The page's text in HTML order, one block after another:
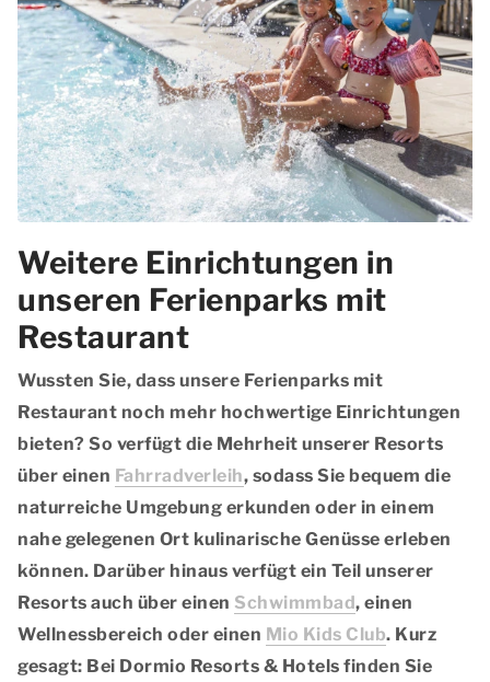
Weitere Einrichtungen in
unseren Ferienparks mit
Restaurant
Wussten Sie, dass unsere Ferienparks mit
Restaurant noch mehr hochwertige Einrichtungen
bieten? So verfügt die Mehrheit unserer Resorts
über einen Fahrradverleih, sodass Sie bequem die
naturreiche Umgebung erkunden oder in einem
nahe gelegenen Ort kulinarische Genüsse erleben
können. Darüber hinaus verfügt ein Teil unserer
Resorts auch über einen Schwimmbad, einen
Wellnessbereich oder einen Mio Kids Club. Kurz
gesagt: Bei Dormio Resorts & Hotels finden Sie